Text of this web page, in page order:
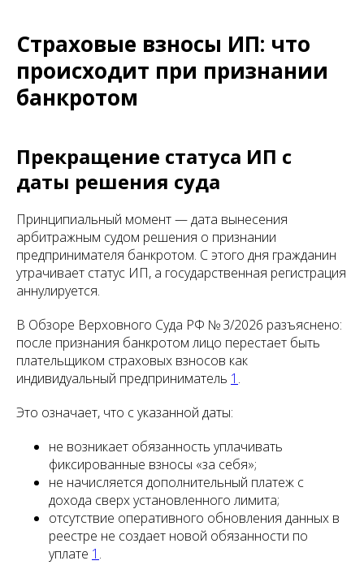
Страховые взносы ИП: что
происходит при признании
банкротом
Прекращение статуса ИП с
даты решения суда
Принципиальный момент — дата вынесения
арбитражным судом решения о признании
предпринимателя банкротом. С этого дня гражданин
утрачивает статус ИП, а государственная регистрация
аннулируется.
В Обзоре Верховного Суда РФ № 3/2026 разъяснено:
после признания банкротом лицо перестает быть
плательщиком страховых взносов как
индивидуальный предприниматель 1 .
Это означает, что с указанной даты:
не возникает обязанность уплачивать
фиксированные взносы «за себя»;
не начисляется дополнительный платеж с
дохода сверх установленного лимита;
отсутствие оперативного обновления данных в
реестре не создает новой обязанности по
уплате 1 .